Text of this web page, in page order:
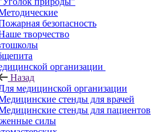
безопасность
творчество
организации
Назад
медицинской организации
стенды для врачей
стенды для пациентов
силы